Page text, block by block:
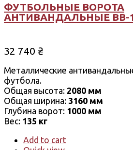
ФУТБОЛЬНЫЕ ВОРОТА
АНТИВАНДАЛЬНЫЕ ВВ-
32 740 ₴
Металлические
футбола.
Общая высота: 2080 мм
Общая ширина: 3160 мм
Глубина ворот: 1000 мм
Вес: 135 кг
Add to cart